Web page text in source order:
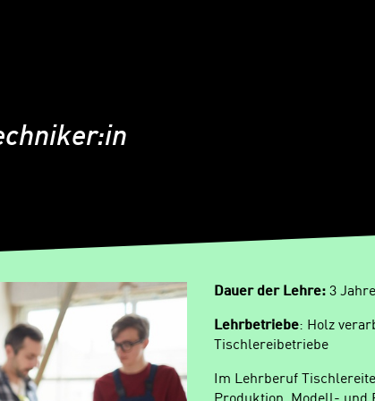
Dauer der Lehre: 3 Jahre
Lehrbetriebe: Holz
Tischlereibetriebe
Im Lehrberuf